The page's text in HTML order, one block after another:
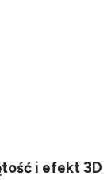
i efekt 3D